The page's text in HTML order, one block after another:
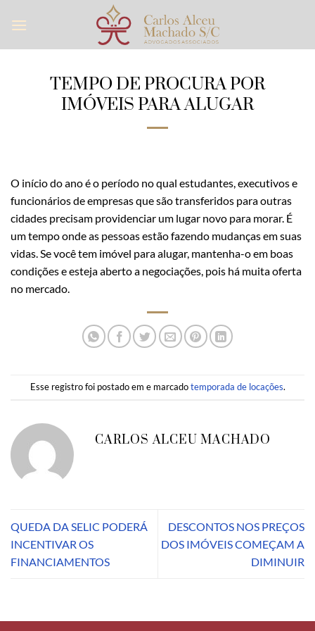
TEMPO DE PROCURA POR
IMÓVEIS PARA ALUGAR
O início do ano é o período no qual estudantes, executivos e
funcionários de empresas que são transferidos para outras
cidades precisam providenciar um lugar novo para morar. É
um tempo onde as pessoas estão fazendo mudanças em suas
vidas. Se você tem imóvel para alugar, mantenha-o em boas
condições e esteja aberto a negociações, pois há muita oferta
no mercado.
Esse registro foi postado em e marcadotemporada de locações.
CARLOS ALCEU MACHADO
QUEDA DA SELIC PODERÁ
INCENTIVAR OS
FINANCIAMENTOS
DESCONTOS NOS PREÇOS
DOS IMÓVEIS COMEÇAM A
DIMINUIR